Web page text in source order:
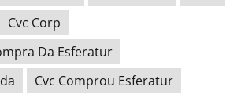
Cvc Corp
Da Esferatur
Cvc Comprou Esferatur